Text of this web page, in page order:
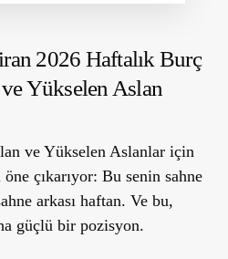
2026 Haftalık Burç
ve Yükselen Aslan
ve Yükselen Aslanlar için
çıkarıyor: Bu senin sahne
arkası haftan. Ve bu,
güçlü bir pozisyon.